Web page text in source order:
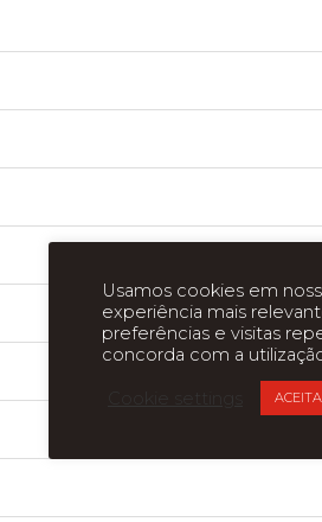
Usamos cookies em
experiência mais
preferências e visitas
concorda com a